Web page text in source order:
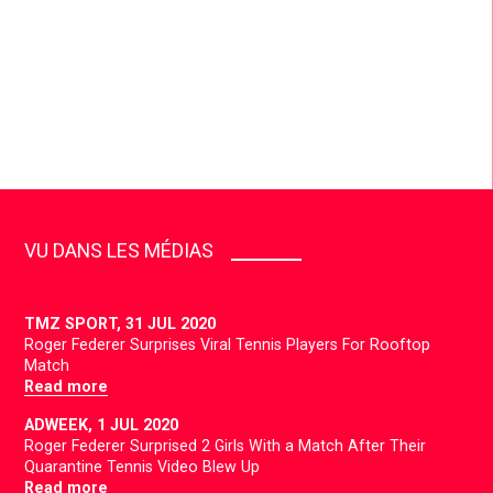
VU DANS LES MÉDIAS
TMZ SPORT,31 JUL 2020
Roger Federer Surprises Viral Tennis Players For Rooftop
Match
Read more
ADWEEK, 1 JUL 2020
Roger Federer Surprised 2 Girls With a Match After Their
Quarantine Tennis Video Blew Up
Read more